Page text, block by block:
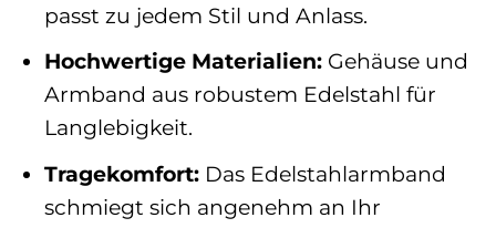
passt zu jedem Stil und Anlass.
Hochwertige Materialien:Gehäuse und
Armband aus robustem Edelstahl für
Langlebigkeit.
Tragekomfort:Das Edelstahlarmband
schmiegt sich angenehm an Ihr